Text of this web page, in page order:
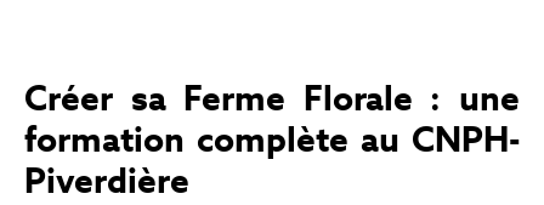
Créer sa Ferme Florale : une
formation complète au CNPH-
Piverdière